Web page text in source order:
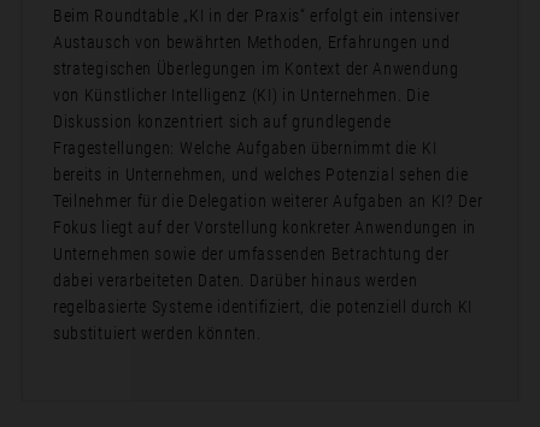
Beim Roundtable „KI in der Praxis“ erfolgt ein intensiver
Austausch von bewährten Methoden, Erfahrungen und
strategischen Überlegungen im Kontext der Anwendung
von Künstlicher Intelligenz (KI) in Unternehmen. Die
Diskussion konzentriert sich auf grundlegende
Fragestellungen: Welche Aufgaben übernimmt die KI
bereits in Unternehmen, und welches Potenzial sehen die
Teilnehmer für die Delegation weiterer Aufgaben an KI? Der
Fokus liegt auf der Vorstellung konkreter Anwendungen in
Unternehmen sowie der umfassenden Betrachtung der
dabei verarbeiteten Daten. Darüber hinaus werden
regelbasierte Systeme identifiziert, die potenziell durch KI
substituiert werden könnten.